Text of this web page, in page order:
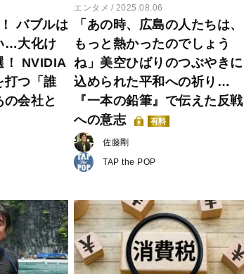
バブルは
…大化け
！ NVIDIA
打つ「誰
の会社と
エンタメ 2025.08.06
「あの時、広島の人たちは、
もっと熱かったのでしょう
ね」美空ひばりのつぶやきに
込められた平和への祈り…
『一本の鉛筆』で伝えた反戦
への意志
有料
佐藤剛
TAP the POP